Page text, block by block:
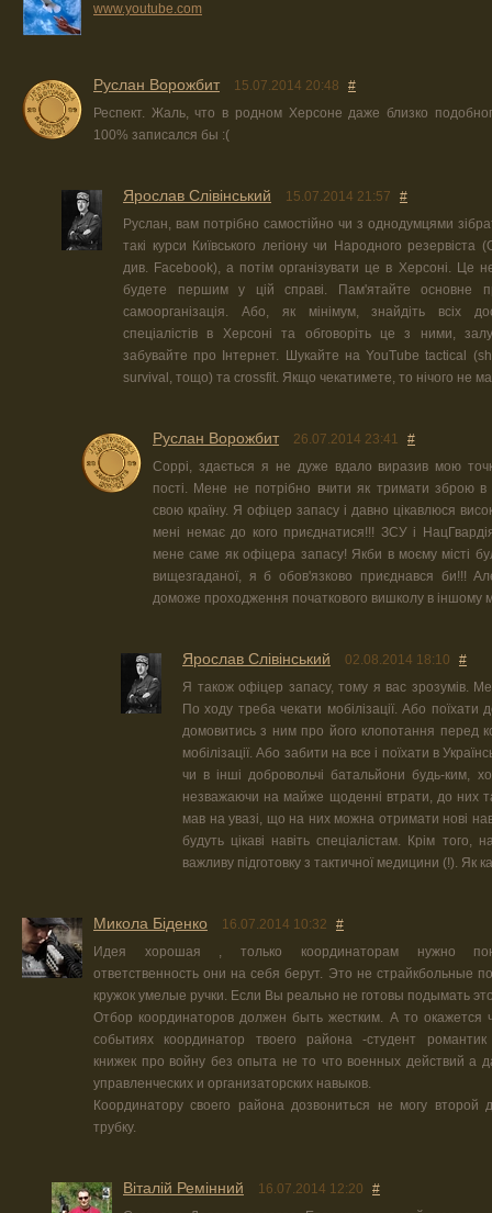
www.youtube.com
Руслан Ворожбит 15.07.2014 20:48
#
Респект. Жаль, что в родном Херсоне даже близко
100% записался бы :(
Ярослав Слівінський 15.07.2014 21:57
#
Руслан, вам потрібно самостійно чи з однодумцями
такі курси Київського легіону чи Народного резервіста
див. Facebook), а потім організувати це в Херсоні. Це
будете першим у цій справі. Пам'ятайте основне
самоорганізація. Або, як мінімум, знайдіть всіх
спеціалістів в Херсоні та обговоріть це з ними,
забувайте про Інтернет. Шукайте на YouTube tactical
survival, тощо) та crossfit. Якщо чекатимете, то нічого не
Руслан Ворожбит 26.07.2014 23:41
#
Соррі, здається я не дуже вдало виразив мою
пості. Мене не потрібно вчити як тримати зброю
свою країну. Я офіцер запасу і давно цікавлюся
мені немає до кого приєднатися!!! ЗСУ і
мене саме як офіцера запасу! Якби в моєму місті
вищезгаданої, я б обов'язково приєднався би!!!
доможе проходження початкового вишколу в іншому
Ярослав Слівінський 02.08.2014 18:10
#
Я також офіцер запасу, тому я вас зрозумів.
По ходу треба чекати мобілізації. Або поїхати
домовитись з ним про його клопотання перед
мобілізації. Або забити на все і поїхати в
чи в інші добровольчі батальйони будь-ким,
незважаючи на майже щоденні втрати, до них
мав на увазі, що на них можна отримати нові
будуть цікаві навіть спеціалістам. Крім
важливу підготовку з тактичної медицини (!). Як
Микола Біденко 16.07.2014 10:32
#
Идея хорошая , только координаторам нужно
ответственность они на себя берут. Это не страйкбольные
кружок умелые ручки. Если Вы реально не готовы подымать
Отбор координаторов должен быть жестким. А то окажется
событиях координатор твоего района -студент романтик
книжек про войну без опыта не то что военных действий а
управленческих и организаторских навыков.
Координатору своего района дозвониться не могу второй
трубку.
Віталій Ремінний 16.07.2014 12:20
#